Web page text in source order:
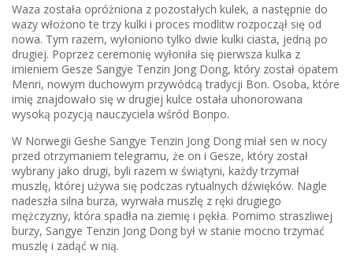
Waza została opróżniona z pozostałych kulek, a następnie do
wazy włożono te trzy kulki i proces modlitw rozpoczął się od
nowa. Tym razem, wyłoniono tylko dwie kulki ciasta, jedną po
drugiej. Poprzez ceremonię wyłoniła się pierwsza kulka z
imieniem Gesze Sangye Tenzin Jong Dong, który został opatem
Menri, nowym duchowym przywódcą tradycji Bon. Osoba, które
imię znajdowało się w drugiej kulce ostała uhonorowana
wysoką pozycją nauczyciela wśród Bonpo.
W Norwegii Geshe Sangye Tenzin Jong Dong miał sen w nocy
przed otrzymaniem telegramu, że on i Gesze, który został
wybrany jako drugi, byli razem w świątyni, każdy trzymał
muszlę, której używa się podczas rytualnych dźwięków. Nagle
nadeszła silna burza, wyrwała muszlę z ręki drugiego
mężczyzny, która spadła na ziemię i pękła. Pomimo straszliwej
burzy, Sangye Tenzin Jong Dong był w stanie mocno trzymać
muszlę i zadąć w nią.